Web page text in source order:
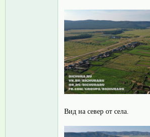
Вид на север от села.